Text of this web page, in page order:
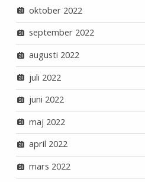
oktober 2022
september 2022
augusti 2022
juli 2022
juni 2022
maj 2022
april 2022
mars 2022